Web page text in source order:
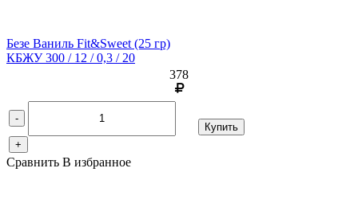
Безе Ваниль Fit&Sweet (25 гр)
КБЖУ 300 / 12 / 0,3 / 20
378
-
+
Купить
Сравнить В избранное